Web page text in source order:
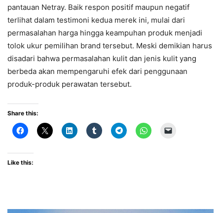
pantauan Netray. Baik respon positif maupun negatif
terlihat dalam testimoni kedua merek ini, mulai dari
permasalahan harga hingga keampuhan produk menjadi
tolok ukur pemilihan brand tersebut. Meski demikian harus
disadari bahwa permasalahan kulit dan jenis kulit yang
berbeda akan mempengaruhi efek dari penggunaan
produk-produk perawatan tersebut.
Share this:
Like this: